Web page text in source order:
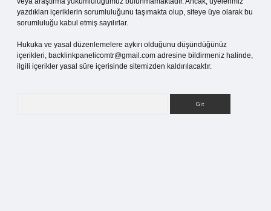
yazdıkları içeriklerin sorumluluğunu taşımakta olup, siteye üye olarak bu
sorumluluğu kabul etmiş sayılırlar.
Hukuka ve yasal düzenlemelere aykırı olduğunu düşündüğünüz
içerikleri, backlinkpanelicomtr@gmail.com adresine bildirmeniz halinde,
ilgili içerikler yasal süre içerisinde sitemizden kaldırılacaktır.